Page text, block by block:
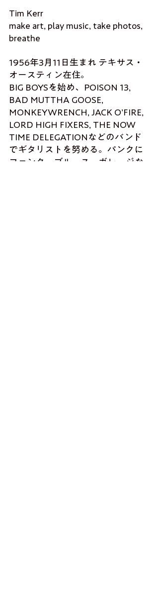
Tim Kerr
make art, play music, take photos,
breathe
1956年3月11日生まれ テキサス・
オースティン在住。
BIG BOYSを始め、POISON 13,
BAD MUTTHA GOOSE,
MONKEYWRENCH, JACK O’FIRE,
LORD HIGH FIXERS, THE NOW
TIME DELEGATIONなどのバンド
でギタリストを努める。パンクに
ファンク、ブルース、ガレージな